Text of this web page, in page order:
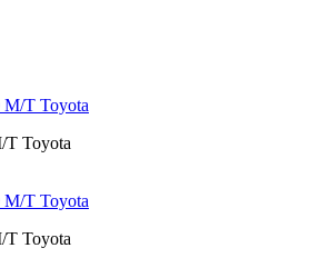
T Toyota
T Toyota